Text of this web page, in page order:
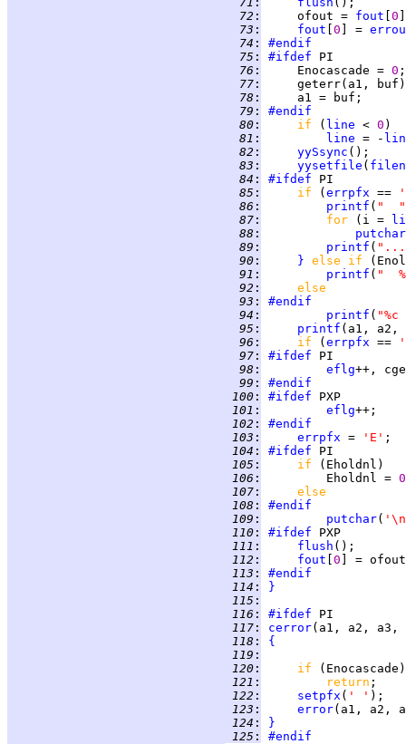
  72
:
     ofout =
fout 0
  73
: fout 0 ] =
  74
:
#endif
  75
: #ifdef
  76
:
     Enocascade =
0
  77
:
  78
:
  79
:
#endif
  80
: if ( line < 0
  81
: line = -
  82
: yySsync
  83
: yysetfile (
  84
: #ifdef
  85
: if ( errpfx ==
  86
: printf ( "  "
  87
: for (i =
  88
:
putchar
  89
: printf (
  90
: } else if
  91
: printf ( "
  92
:
else
  93
:
#endif
  94
: printf (
  95
:
printf
  96
: if ( errpfx ==
  97
: #ifdef
  98
:
eflg
  99
:
#endif
100 : #ifdef
101 : eflg
102 :
#endif
103 : errpfx = 'E'
104 : #ifdef
105 : if
106 :
         Eholdnl =
0
107 :
else
108 :
#endif
109 : putchar(
110 : #ifdef
111 : flush
112 : fout 0
113 :
#endif
114 :
}
115 :
116 : #ifdef
117 :
cerror
118 :
{
119 :
120 :
if
121 : return
122 : setpfx ( ' '
123 :
error
124 :
}
125 : #endif